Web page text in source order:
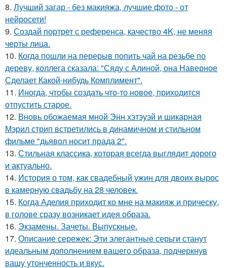
8. Лучший загар - без макияжа, лучшие фото - от
нейросети!
9. Создай портрет с референса, качество 4K, не меняя
черты лица.
10. Когда пошли на перерыв попить чай на резьбе по
дереву, коллега сказала: "Сяду с Алиной, она Наверное
Сделает Какой-нибудь Комплимент".
11. Иногда, чтобы создать что-то новое, приходится
отпустить старое.
12. Вновь обожаемая мной Энн хэтэуэй и шикарная
Мэрил стрип встретились в динамичном и стильном
фильме "дьявол носит прада 2".
13. Стильная классика, которая всегда выглядит дорого
и актуально.
14. История о том, как свадебный ужин для двоих вырос
в камерную свадьбу на 28 человек.
15. Когда Аделия приходит ко мне на макияж и прическу,
в голове сразу возникает идея образа.
16. Экзамены. Зачеты. Выпускные.
17. Описание сережек: Эти элегантные серьги станут
идеальным дополнением вашего образа, подчеркнув
вашу утонченность и вкус.